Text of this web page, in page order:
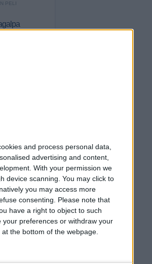
and process personal data,
advertising and content,
With your permission we
device scanning. You may click to
you may access more
consenting.
Please note that
have a right to object to such
your preferences or withdraw your
the bottom of the webpage.
PELI
Ilmainen,
9
VASTUSTAJAT
24 (100%)